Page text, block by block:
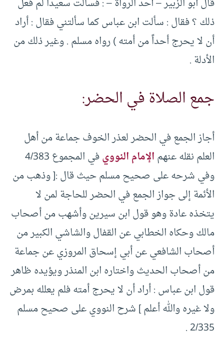
قال أبو الزبير – أحد الرواة – : فسألت سعيداً لم فعل
ذلك ؟ فقال : سألت ابن عباس كما سألتني فقال : أراد
أن لا يحرج أحداً من أمته ) رواه مسلم . وغير ذلك من
الأدلة .
جمع الصلاة في الحضر:
أجاز الجمع في الحضر لعذر الخوف جماعة من أهل
العلم نقله عنهمالإمام النووي
في المجموع 4/383
وفي شرحه على صحيح مسلم حيث قال :[ وذهب من
الأئمة إلى جواز الجمع في الحضر للحاجة لمن لا
يتخذه عادة وهو قول ابن سيرين وأشهب من أصحاب
مالك وحكاه الخطابي عن القفال والشاشي الكبير من
أصحاب الشافعي عن أبي إسحاق المروزي عن جماعة
من أصحاب الحديث واختاره ابن المنذر ويؤيده ظاهر
قول ابن عباس : أراد أن لا يحرج أمته فلم يعلله بمرض
ولا غيره والله أعلم ] شرح النووي على صحيح مسلم
2/335 .